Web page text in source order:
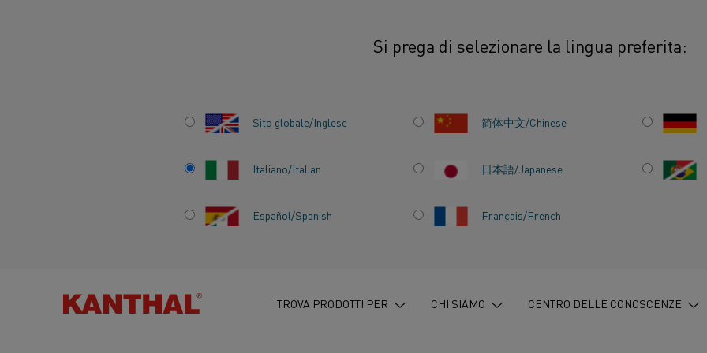
Si prega di selezionare la lingua preferita:
Sito globale/Inglese 简体中文/Chinese
Italiano/Italian 日本語/Japanese
Español/Spanish Français/French
TROVA PRODOTTI PER CHI SIAMO CENTRO DELLE CONOSCENZE
Fibre ottiche Perché il riscaldo è fondamentale per produrre cavi in ​​fibra ottica di alta qualità
PERCHÉ IL RISCALDO
È FONDAMENTALE
PER PRODURRE CAVI
ALTA QUALITÀ
Il processo di
produzione di fibre
nel forno influirà